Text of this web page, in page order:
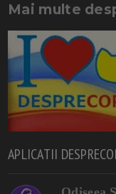
Mai multe
APLICATII